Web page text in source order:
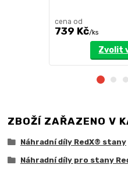
cena od
739 Kč/ks
Zvolit
ZBOŽÍ ZAŘAZENO V
Náhradní díly RedX® stany
Náhradní díly pro stany